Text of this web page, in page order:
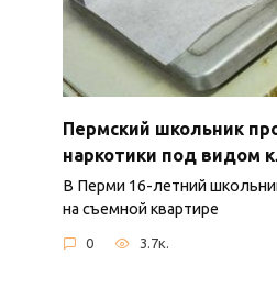
Пермский школьник
наркотики под видом
В Перми 16-летний
на съемной квартире
0 3.7к.